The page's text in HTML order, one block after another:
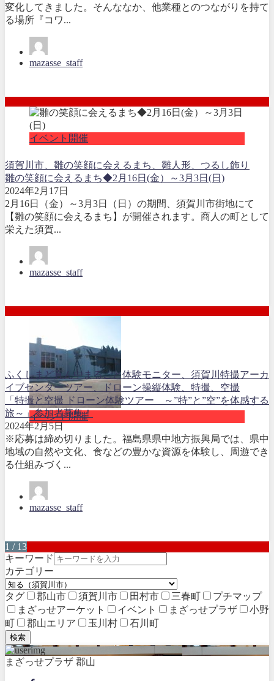
変化してきました。そんななか、他業種とのつながりを持て
る場所『コワ...
mazasse_staff
イベント開催
須賀川市、雛の笑顔に会えるまち、雛人形、つるし飾り
雛の笑顔に会えるまち◆2月16日(金）～3月3日(日)
2024年2月17日
2月16日（金）～3月3日（日）の期間、須賀川市街地にて
【雛の笑顔に会えるまち】が開催されます。商人の町として
栄えた須賀...
mazasse_staff
イベント開催
ふくしまど真ん中まるごと体験モニター、須賀川特撮アーカ
イブセンターツアー、ドローン操縦体験、 特撮、空撮
「特撮と空撮 ドローン体験ツアー ～”特”と”空”を体感する
旅～」参加者募集！
2024年2月5日
※応募は締め切りました。福島県県中地方振興局では、県中
地域の自然や文化、食などの豊かな資源を体験し、周遊でき
る仕組みづく...
mazasse_staff
1 / 13
キーワード
カテゴリー
タグ 郡山市 須賀川市 田村市 三春町
プチマップ
まざっせアーケット
イベント まざっせプラザ
小野
町
郡山エリア 玉川村 石川町
検索
まざっせプラザ 郡山